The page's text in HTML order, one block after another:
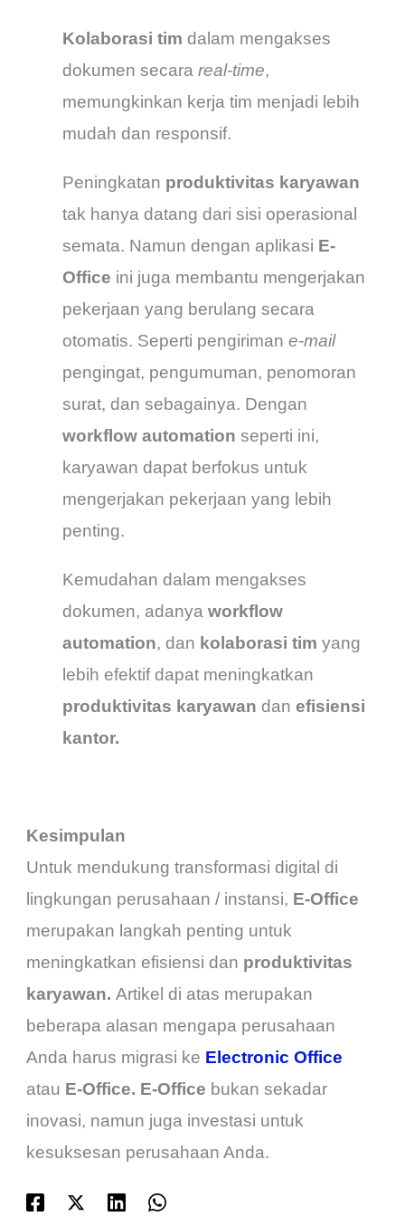
Kolaborasi tim dalam mengakses
dokumen secarareal-time,
memungkinkan kerja tim menjadi lebih
mudah dan responsif.
Peningkatan produktivitas karyawan
tak hanya datang dari sisi operasional
semata. Namun dengan aplikasi E-
Office ini juga membantu mengerjakan
pekerjaan yang berulang secara
otomatis. Seperti pengirimane-mail
pengingat, pengumuman, penomoran
surat, dan sebagainya. Dengan
workflow automation seperti ini,
karyawan dapat berfokus untuk
mengerjakan pekerjaan yang lebih
penting.
Kemudahan dalam mengakses
dokumen, adanyaworkflow
automation, dan kolaborasi timyang
lebih efektif dapat meningkatkan
produktivitas karyawan danefisiensi
kantor.
Kesimpulan
Untuk mendukung transformasi digital di
lingkungan perusahaan / instansi, E-Office
merupakan langkah penting untuk
meningkatkan efisiensi dan produktivitas
karyawan.Artikel di atas merupakan
beberapa alasan mengapa perusahaan
Anda harus migrasi ke Electronic Office
atau E-Office. E-Office bukan sekadar
inovasi, namun juga investasi untuk
kesuksesan perusahaan Anda.